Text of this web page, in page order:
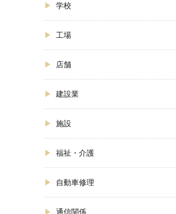
学校
工場
店舗
建設業
施設
福祉・介護
自動車修理
通信関係